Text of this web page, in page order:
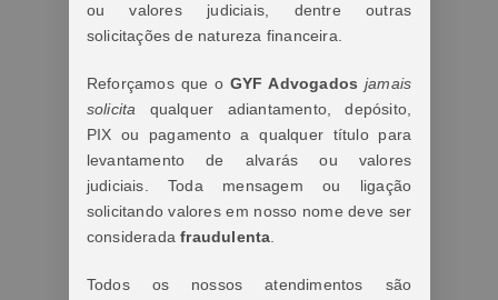
ou valores judiciais, dentre outras
solicitações de natureza financeira.
Reforçamos que o GYF Advogadosjamais
solicita qualquer adiantamento, depósito,
PIX ou pagamento a qualquer título para
levantamento de alvarás ou valores
judiciais. Toda mensagem ou ligação
solicitando valores em nosso nome deve ser
consideradafraudulenta.
Todos os nossos atendimentos são